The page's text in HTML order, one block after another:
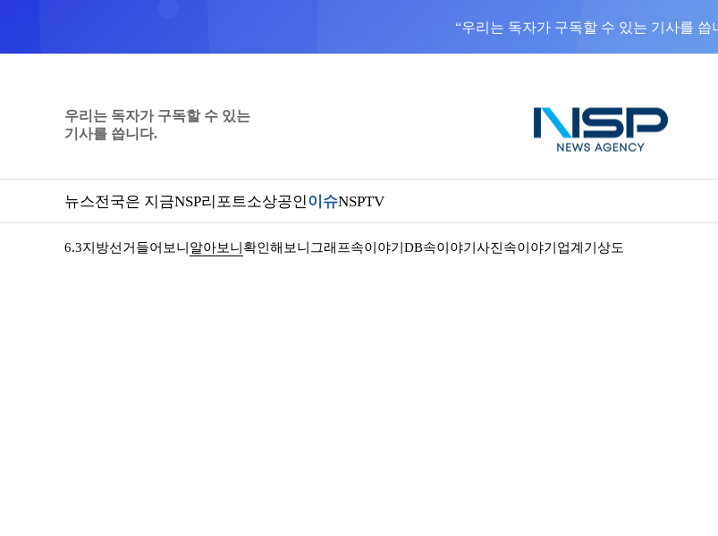
우리는 독자가 구독할 수 있는
기사를 씁니다.
뉴스전국은 지금NSP리포트소상공인이슈NSPTV
6.3지방선거 들어보니 알아보니 확인해보니 그래프속이야기 DB속이야기 사진속이야기 업계기상도